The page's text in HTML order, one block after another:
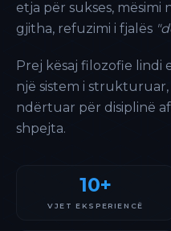
etja për sukses, mësimi
gjitha, refuzimi i fjalës
Prej kësaj filozofie lindi
një sistem i
ndërtuar për disiplinë
shpejta.
10+
VJET EKSPERIENCË